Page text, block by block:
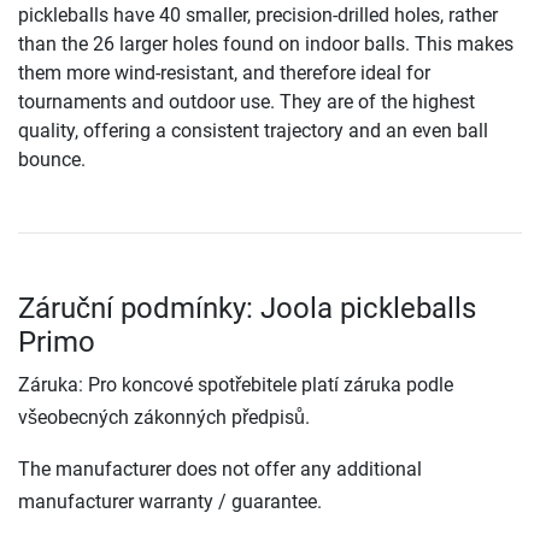
pickleballs have 40 smaller, precision-drilled holes, rather
than the 26 larger holes found on indoor balls. This makes
them more wind-resistant, and therefore ideal for
tournaments and outdoor use. They are of the highest
quality, offering a consistent trajectory and an even ball
bounce.
Záruční podmínky: Joola pickleballs
Primo
Záruka: Pro koncové spotřebitele platí záruka podle
všeobecných zákonných předpisů.
The manufacturer does not offer any additional
manufacturer warranty / guarantee.